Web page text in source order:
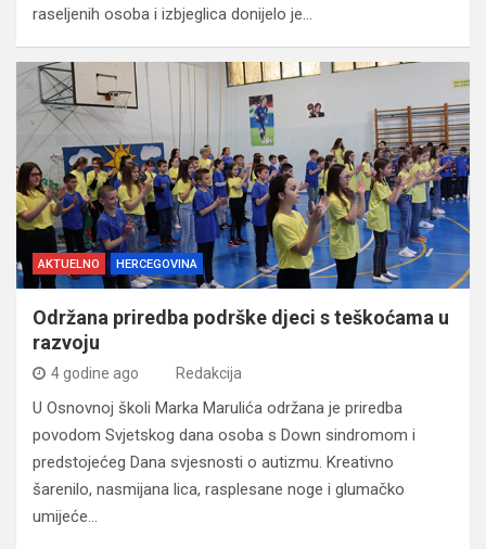
raseljenih osoba i izbjeglica donijelo je…
AKTUELNO HERCEGOVINA
Održana priredba podrške djeci s teškoćama u
razvoju
4 godine ago Redakcija
U Osnovnoj školi Marka Marulića održana je priredba
povodom Svjetskog dana osoba s Down sindromom i
predstojećeg Dana svjesnosti o autizmu. Kreativno
šarenilo, nasmijana lica, rasplesane noge i glumačko
umijeće…